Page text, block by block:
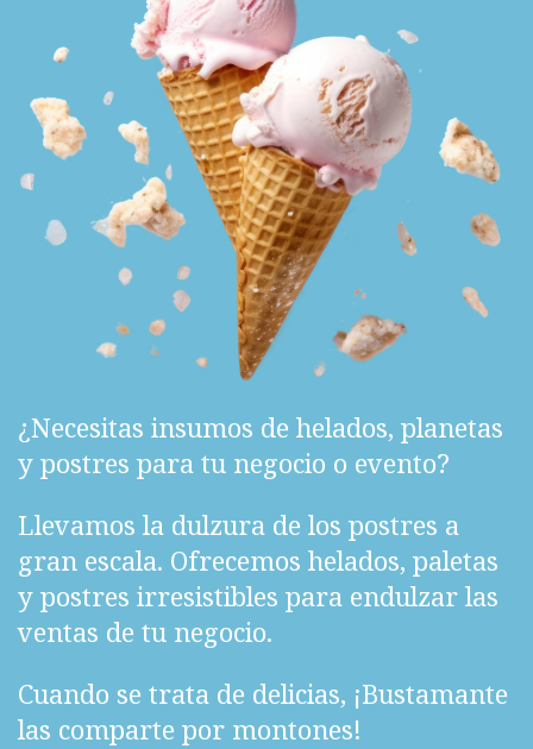
¿Necesitas insumos de helados, planetas
y postres para tu negocio o evento?
Llevamos la dulzura de los postres a
gran escala. Ofrecemos helados, paletas
y postres irresistibles para endulzar las
ventas de tu negocio.
Cuando se trata de delicias, ¡Bustamante
las comparte por montones!